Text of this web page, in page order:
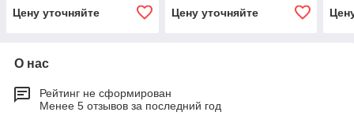
Цену уточняйте
Цену уточняйте
О нас
Рейтинг не сформирован
Менее 5 отзывов за последний год